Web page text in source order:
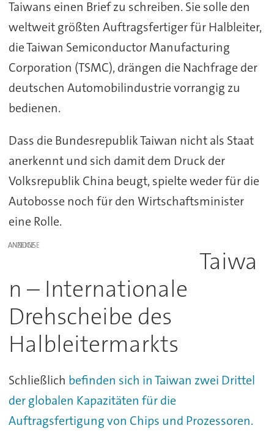
Taiwans einen Brief zu schreiben. Sie solle den
weltweit größten Auftragsfertiger für Halbleiter,
die Taiwan Semiconductor Manufacturing
Corporation (TSMC), drängen die Nachfrage der
deutschen Automobilindustrie vorrangig zu
bedienen.
Dass die Bundesrepublik Taiwan nicht als Staat
anerkennt und sich damit dem Druck der
Volksrepublik China beugt, spielte weder für die
Autobosse noch für den Wirtschaftsminister
eine Rolle.
ANZEIGE
Taiwa
n – Internationale
Drehscheibe des
Halbleitermarkts
Schließlich befinden sich in Taiwan zwei Drittel
der globalen Kapazitäten für die
Auftragsfertigung von Chips und Prozessoren.